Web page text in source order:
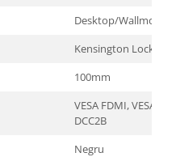
Desktop/Wallmount
Kensington Lock
100mm
VESA FDMI, VESA
DCC2B
Negru